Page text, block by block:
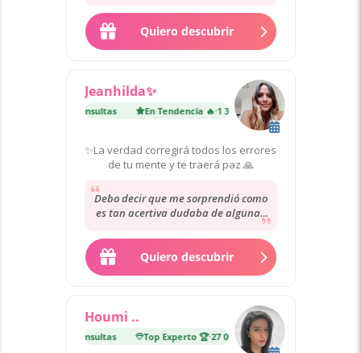
Quiero descubrir
Jeanhilda✨
1 300 consultas En Tendencia 🔥· 1 300 consultas
✨La verdad corregirá todos los errores
de tu mente y te traerá paz 🙏
Debo decir que me sorprendió como
es tan acertiva dudaba de algunas
lectura...
Quiero descubrir
Houmi ..
27 000 consultas Top Experto 🏆 ·27 000 consultas